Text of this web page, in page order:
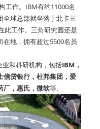
工作。IBM有约11000名
全球总部就坐落于北卡三
此工作。三角研究园还是
地，拥有超过5500名员
和科研机构，包括IBM，
信贷银行，杜邦集团，爱
厂，惠氏，微软等。